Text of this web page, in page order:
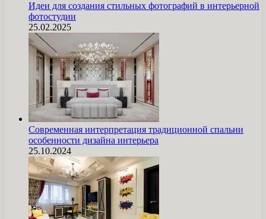
Идеи для создания стильных фотографий в интерьерной
фотостудии
25.02.2025
Современная интерпретация традиционной спальни
особенности дизайна интерьера
25.10.2024